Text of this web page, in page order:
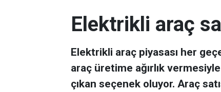
Elektrikli araç
Elektrikli araç piyasası her
araç üretime ağırlık
çıkan seçenek oluyor. Araç